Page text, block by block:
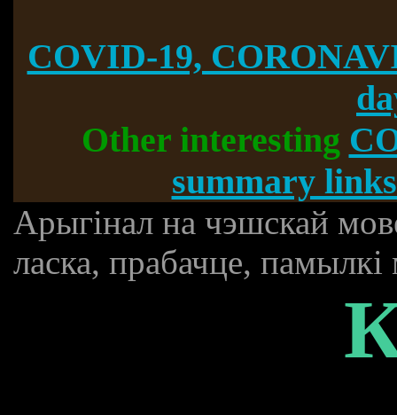
COVID-19,
Other interesting
summary
Арыгінал на чэшскай
ласка, прабачце,